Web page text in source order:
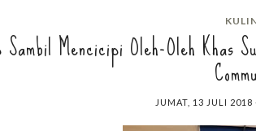
Mencicipi Oleh-Oleh Khas
JUMAT, 13 JULI 2018